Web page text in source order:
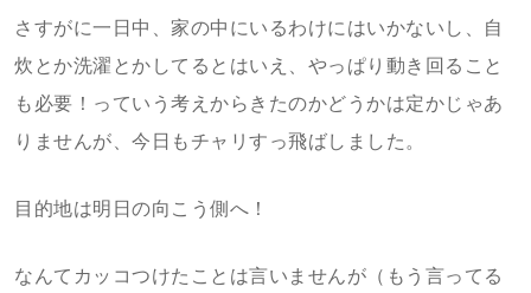
さすがに一日中、家の中にいるわけにはいかないし、自
炊とか洗濯とかしてるとはいえ、やっぱり動き回ること
も必要！っていう考えからきたのかどうかは定かじゃあ
りませんが、今日もチャリすっ飛ばしました。
目的地は明日の向こう側へ！
なんてカッコつけたことは言いませんが（もう言ってる